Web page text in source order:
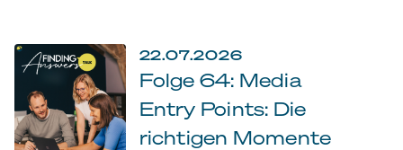
22.07.2026
Folge 64: Media
Entry Points: Die
richtigen Momente